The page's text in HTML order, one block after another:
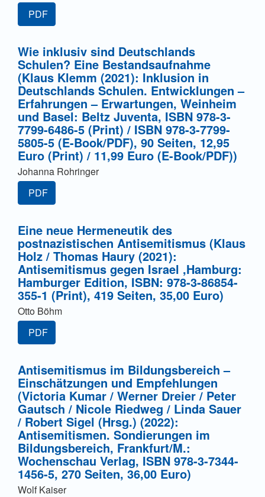
PDF
Wie inklusiv sind Deutschlands
Schulen? Eine Bestandsaufnahme
(Klaus Klemm (2021): Inklusion in
Deutschlands Schulen. Entwicklungen –
Erfahrungen – Erwartungen, Weinheim
und Basel: Beltz Juventa, ISBN 978-3-
7799-6486-5 (Print) / ISBN 978-3-7799-
5805-5 (E-Book/PDF), 90 Seiten, 12,95
Euro (Print) / 11,99 Euro (E-Book/PDF))
Johanna Rohringer
PDF
Eine neue Hermeneutik des
postnazistischen Antisemitismus (Klaus
Holz / Thomas Haury (2021):
Antisemitismus gegen Israel ,Hamburg:
Hamburger Edition, ISBN: 978-3-86854-
355-1 (Print), 419 Seiten, 35,00 Euro)
Otto Böhm
PDF
Antisemitismus im Bildungsbereich –
Einschätzungen und Empfehlungen
(Victoria Kumar / Werner Dreier / Peter
Gautsch / Nicole Riedweg / Linda Sauer
/ Robert Sigel (Hrsg.) (2022):
Antisemitismen. Sondierungen im
Bildungsbereich, Frankfurt/M.:
Wochenschau Verlag, ISBN 978-3-7344-
1456-5, 270 Seiten, 36,00 Euro)
Wolf Kaiser